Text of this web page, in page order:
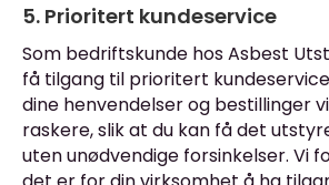
5. Prioritert kundeservice
Som bedriftskunde hos Asbest
få tilgang til prioritert
dine henvendelser og bestillinger
raskere, slik at du kan få det
uten unødvendige forsinkelser. Vi